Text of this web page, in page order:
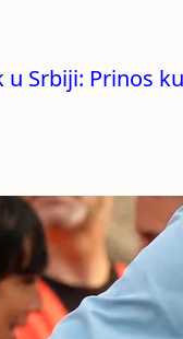
u Srbiji: Prinos